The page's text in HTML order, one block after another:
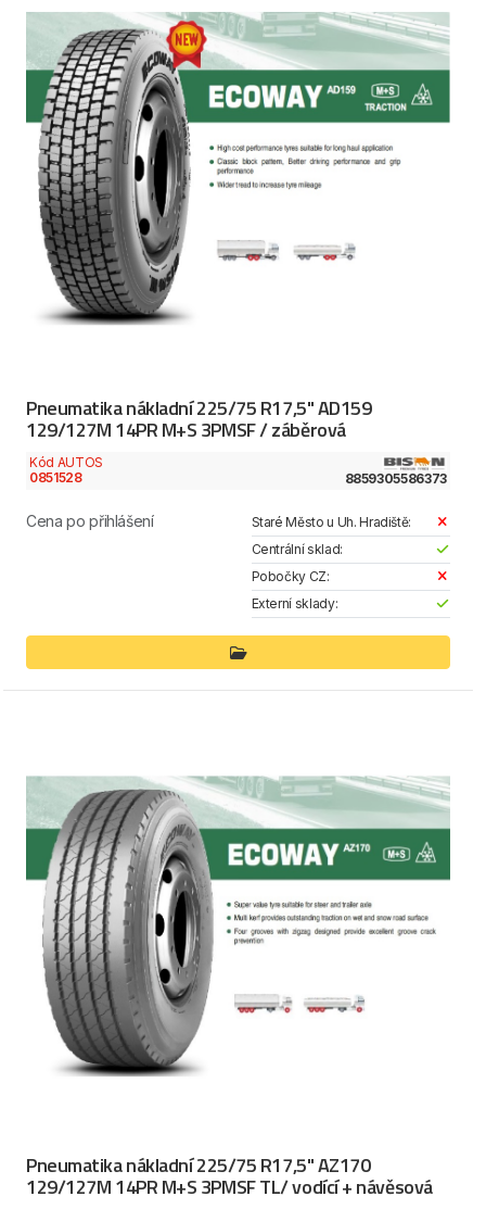
Pneumatika nákladní 225/75 R17,5" AD159
129/127M 14PR M+S 3PMSF / záběrová
Kód AUTOS
0851528
8859305586373
Cena po přihlášení
Staré Město u Uh. Hradiště:
Centrální sklad:
Pobočky CZ:
Externí sklady:
Pneumatika nákladní 225/75 R17,5" AZ170
129/127M 14PR M+S 3PMSF TL/ vodící + návěsová